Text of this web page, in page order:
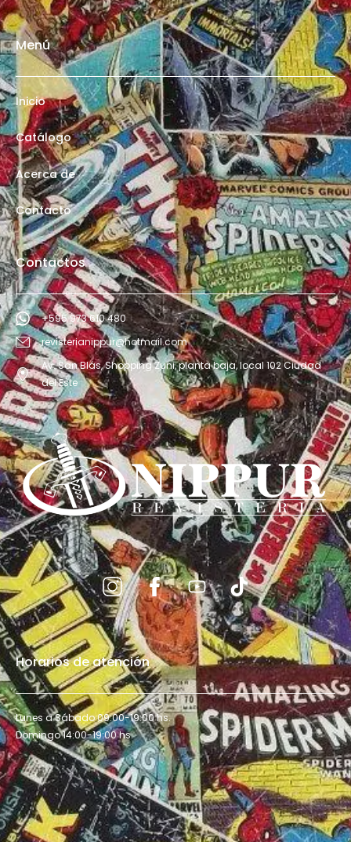
Menú
Inicio
Catálogo
Acerca de
Contacto
Contactos
+595 973 610 480
revisterianippur@hotmail.com
Av. San Blás, Shopping Zuni, planta baja, local 102 Ciudad
del Este
Horarios de atención
Lunes a Sábado 09:00-19:00 hs.
Domingo 14:00-19:00 hs.